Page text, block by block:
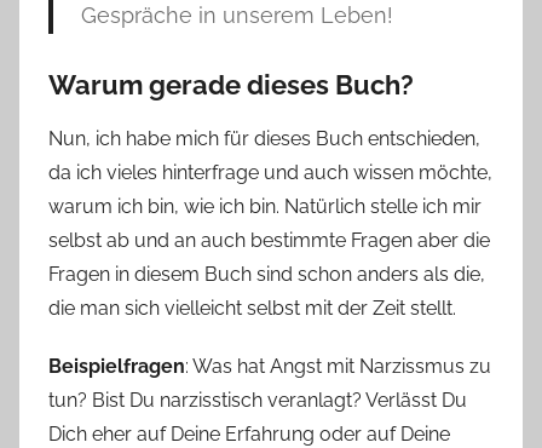
Gespräche in unserem Leben!
Warum gerade dieses Buch?
Nun, ich habe mich für dieses Buch entschieden,
da ich vieles hinterfrage und auch wissen möchte,
warum ich bin, wie ich bin. Natürlich stelle ich mir
selbst ab und an auch bestimmte Fragen aber die
Fragen in diesem Buch sind schon anders als die,
die man sich vielleicht selbst mit der Zeit stellt.
Beispielfragen: Was hat Angst mit Narzissmus zu
tun? Bist Du narzisstisch veranlagt? Verlässt Du
Dich eher auf Deine Erfahrung oder auf Deine